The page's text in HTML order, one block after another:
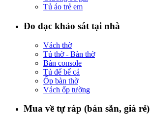
Tủ áo trẻ em
Đo đạc khảo sát tại nhà
Vách thờ
Tủ thờ - Bàn thờ
Bàn console
Tủ để bể cá
Ốp bàn thờ
Vách ốp tường
Mua về tự ráp (bán sẵn, giá rẻ)